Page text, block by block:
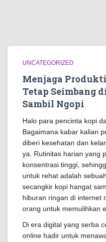
UNCATEGORIZED
Menjaga
Tetap Seimbang
Sambil Ngopi
Halo para pencinta kopi
Bagaimana kabar kalian
diberi kesehatan dan
ya. Rutinitas harian yang
konsentrasi tinggi,
untuk rehat adalah
secangkir kopi hangat
hiburan ringan di internet
orang untuk memulihkan
Di era digital yang serba
online hadir untuk